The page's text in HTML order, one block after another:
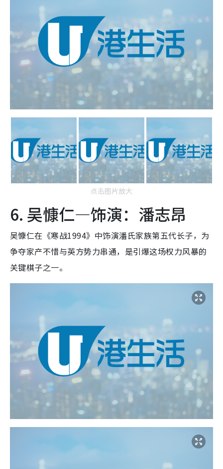
点击图片放大
6. 吴慷仁—饰演：潘志昂
吴慷仁在《寒战1994》中饰演潘氏家族第五代长子，为
争夺家产不惜与英方势力串通，是引爆这场权力风暴的
关键棋子之一。